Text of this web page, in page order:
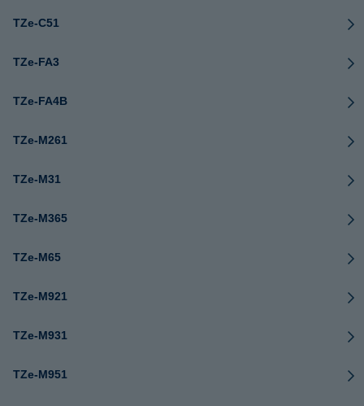
TZe-C51
TZe-FA3
TZe-FA4B
TZe-M261
TZe-M31
TZe-M365
TZe-M65
TZe-M921
TZe-M931
TZe-M951